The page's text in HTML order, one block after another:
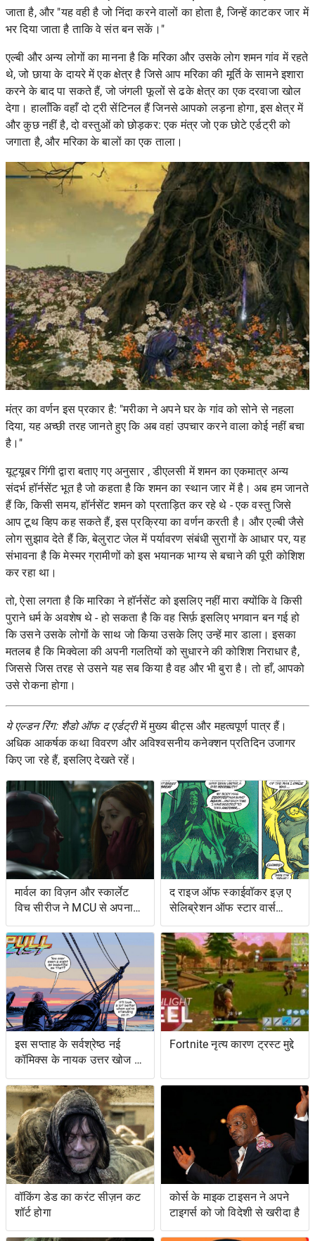
जाता है, और "यह वही है जो निंदा करने वालों का होता है, जिन्हें काटकर जार में
भर दिया जाता है ताकि वे संत बन सकें।"
एल्बी और अन्य लोगों का मानना ​​है कि मरिका और उसके लोग शमन गांव में रहते
थे, जो छाया के दायरे में एक क्षेत्र है जिसे आप मरिका की मूर्ति के सामने इशारा
करने के बाद पा सकते हैं, जो जंगली फूलों से ढके क्षेत्र का एक दरवाजा खोल
देगा। हालाँकि वहाँ दो ट्री सेंटिनल हैं जिनसे आपको लड़ना होगा, इस क्षेत्र में
और कुछ नहीं है, दो वस्तुओं को छोड़कर: एक मंत्र जो एक छोटे एर्डट्री को
जगाता है, और मरिका के बालों का एक ताला।
मंत्र का वर्णन इस प्रकार है: "मरीका ने अपने घर के गांव को सोने से नहला
दिया, यह अच्छी तरह जानते हुए कि अब वहां उपचार करने वाला कोई नहीं बचा
है।"
यूट्यूबर गिंगी द्वारा बताए गए अनुसार , डीएलसी में शमन का एकमात्र अन्य
संदर्भ हॉर्नसेंट भूत है जो कहता है कि शमन का स्थान जार में है। अब हम जानते
हैं कि, किसी समय, हॉर्नसेंट शमन को प्रताड़ित कर रहे थे - एक वस्तु जिसे
आप टूथ व्हिप कह सकते हैं, इस प्रक्रिया का वर्णन करती है। और एल्बी जैसे
लोग सुझाव देते हैं कि, बेलुराट जेल में पर्यावरण संबंधी सुरागों के आधार पर, यह
संभावना है कि मेस्मर ग्रामीणों को इस भयानक भाग्य से बचाने की पूरी कोशिश
कर रहा था।
तो, ऐसा लगता है कि मारिका ने हॉर्नसेंट को इसलिए नहीं मारा क्योंकि वे किसी
पुराने धर्म के अवशेष थे - हो सकता है कि वह सिर्फ़ इसलिए भगवान बन गई हो
कि उसने उसके लोगों के साथ जो किया उसके लिए उन्हें मार डाला। इसका
मतलब है कि मिक्वेला की अपनी गलतियों को सुधारने की कोशिश निराधार है,
जिससे जिस तरह से उसने यह सब किया है वह और भी बुरा है। तो हाँ, आपको
उसे रोकना होगा।
ये एल्डन रिंग: शैडो ऑफ द एर्डट्रीमें मुख्य बीट्स और महत्वपूर्ण पात्र हैं।
अधिक आकर्षक कथा विवरण और अविश्वसनीय कनेक्शन प्रतिदिन उजागर
किए जा रहे हैं, इसलिए देखते रहें।
मार्वल का विज़न और स्कार्लेट
विच सीरीज ने MCU से अपना
शोअरनर चुना
द राइज ऑफ स्काईवॉकर इज़ ए
सेलिब्रेशन ऑफ स्टार वार्स
ओल्ड एक्सटेंडेड यूनिवर्स- एंड
इट्स ग्रेटेस्ट रेस्ट्यूडिएशन
इस सप्ताह के सर्वश्रेष्ठ नई
कॉमिक्स के नायक उत्तर खोज रहे
हैं ... और प्रतिशोध समुद्र पर
Fortnite नृत्य कारण ट्रस्ट मुद्दे
वॉकिंग डेड का करंट सीज़न कट
शॉर्ट होगा
कोर्स के माइक टाइसन ने अपने
टाइगर्स को जो विदेशी से खरीदा है